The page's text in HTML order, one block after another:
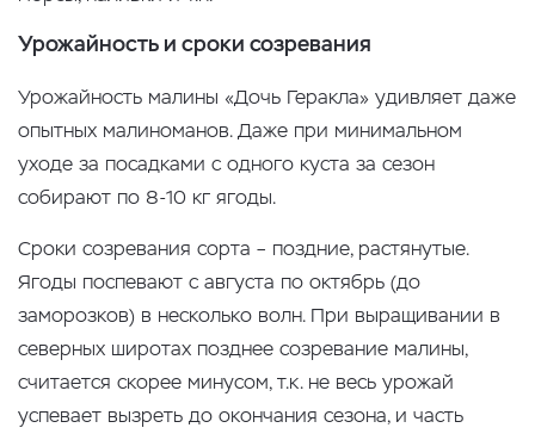
Урожайность и сроки созревания
Урожайность малины «Дочь Геракла» удивляет даже
опытных малиноманов. Даже при минимальном
уходе за посадками с одного куста за сезон
собирают по 8-10 кг ягоды.
Сроки созревания сорта – поздние, растянутые.
Ягоды поспевают с августа по октябрь (до
заморозков) в несколько волн. При выращивании в
северных широтах позднее созревание малины,
считается скорее минусом, т.к. не весь урожай
успевает вызреть до окончания сезона, и часть